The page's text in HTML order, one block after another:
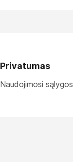
Privatumas
Naudojimosi sąlygos